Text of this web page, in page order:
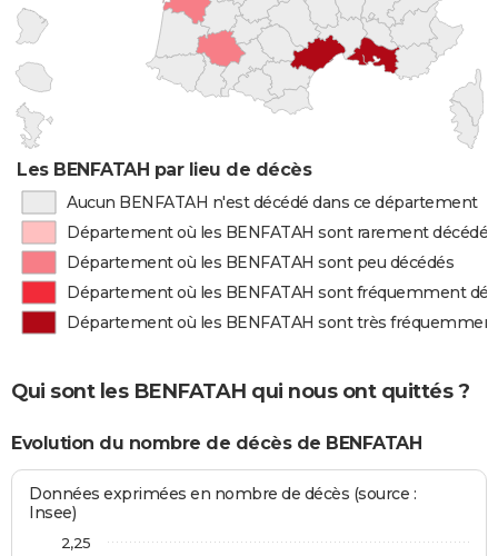
Les BENFATAH par lieu de décès
Aucun BENFATAH n'est décédé dans ce département
Département où les BENFATAH sont rarement décédés
Département où les BENFATAH sont peu décédés
Département où les BENFATAH sont fréquemment
Département où les BENFATAH sont très
Qui sont les BENFATAH qui nous ont quittés ?
Evolution du nombre de décès de BENFATAH
Données exprimées en nombre de décès (source :
Insee)
2,25